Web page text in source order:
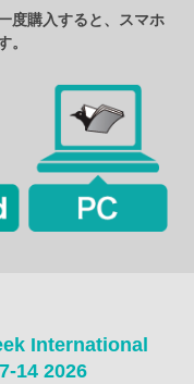
度購入すると、スマホ
。
International
14 2026